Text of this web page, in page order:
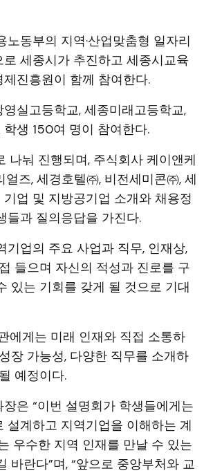
노동부의 지역·산업맞춤형 일자리
세종시가 추진하고 세종시교육
진흥원이 함께 참여한다.
실고등학교, 세종미래고등학교,
생 150여 명이 참여한다.
나눠 진행되며, 주식회사 케이앤케
얼즈, 세경호텔㈜, 비전세미콘㈜, 세
업 및 지방공기업 소개와 채용정
들과 질의응답을 가진다.
기업의 주요 사업과 직무, 인재상,
들으며 자신의 적성과 진로를 구
있는 기회를 갖게 될 것으로 기대
에게는 미래 인재와 직접 소통하
장 가능성, 다양한 직무를 소개하
예정이다.
은 “이번 설명회가 학생들에게는
설계하고 지역기업을 이해하는 계
우수한 지역 인재를 만날 수 있는
바란다”며, “앞으로 중앙부처와 교